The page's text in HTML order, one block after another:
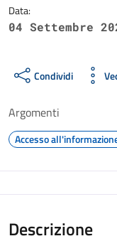
Data:
04 Settembre
Condividi
Argomenti
Accesso
Descrizione